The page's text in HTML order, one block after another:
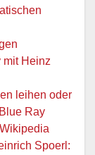
mit Heinz
leihen oder
Ray
Spoerl: